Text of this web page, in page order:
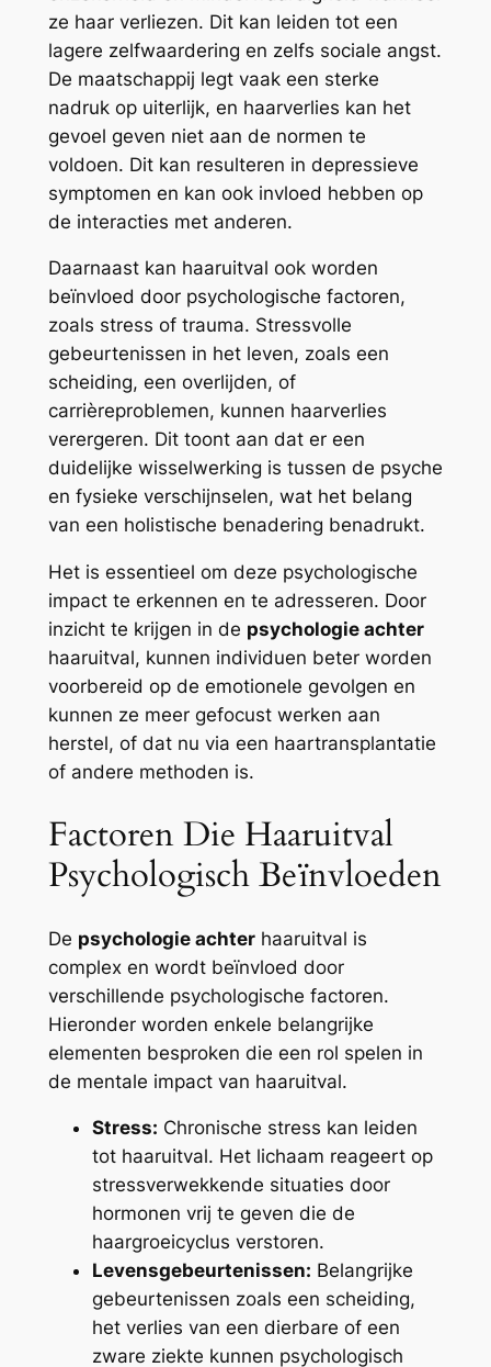
ze haar verliezen. Dit kan leiden tot een
lagere zelfwaardering en zelfs sociale angst.
De maatschappij legt vaak een sterke
nadruk op uiterlijk, en haarverlies kan het
gevoel geven niet aan de normen te
voldoen. Dit kan resulteren in depressieve
symptomen en kan ook invloed hebben op
de interacties met anderen.
Daarnaast kan haaruitval ook worden
beïnvloed door psychologische factoren,
zoals stress of trauma. Stressvolle
gebeurtenissen in het leven, zoals een
scheiding, een overlijden, of
carrièreproblemen, kunnen haarverlies
verergeren. Dit toont aan dat er een
duidelijke wisselwerking is tussen de psyche
en fysieke verschijnselen, wat het belang
van een holistische benadering benadrukt.
Het is essentieel om deze psychologische
impact te erkennen en te adresseren. Door
inzicht te krijgen in de psychologie achter
haaruitval, kunnen individuen beter worden
voorbereid op de emotionele gevolgen en
kunnen ze meer gefocust werken aan
herstel, of dat nu via een haartransplantatie
of andere methoden is.
Factoren Die Haaruitval
Psychologisch Beïnvloeden
De psychologie achterhaaruitval is
complex en wordt beïnvloed door
verschillende psychologische factoren.
Hieronder worden enkele belangrijke
elementen besproken die een rol spelen in
de mentale impact van haaruitval.
Stress: Chronische stress kan leiden
tot haaruitval. Het lichaam reageert op
stressverwekkende situaties door
hormonen vrij te geven die de
haargroeicyclus verstoren.
Levensgebeurtenissen: Belangrijke
gebeurtenissen zoals een scheiding,
het verlies van een dierbare of een
zware ziekte kunnen psychologisch